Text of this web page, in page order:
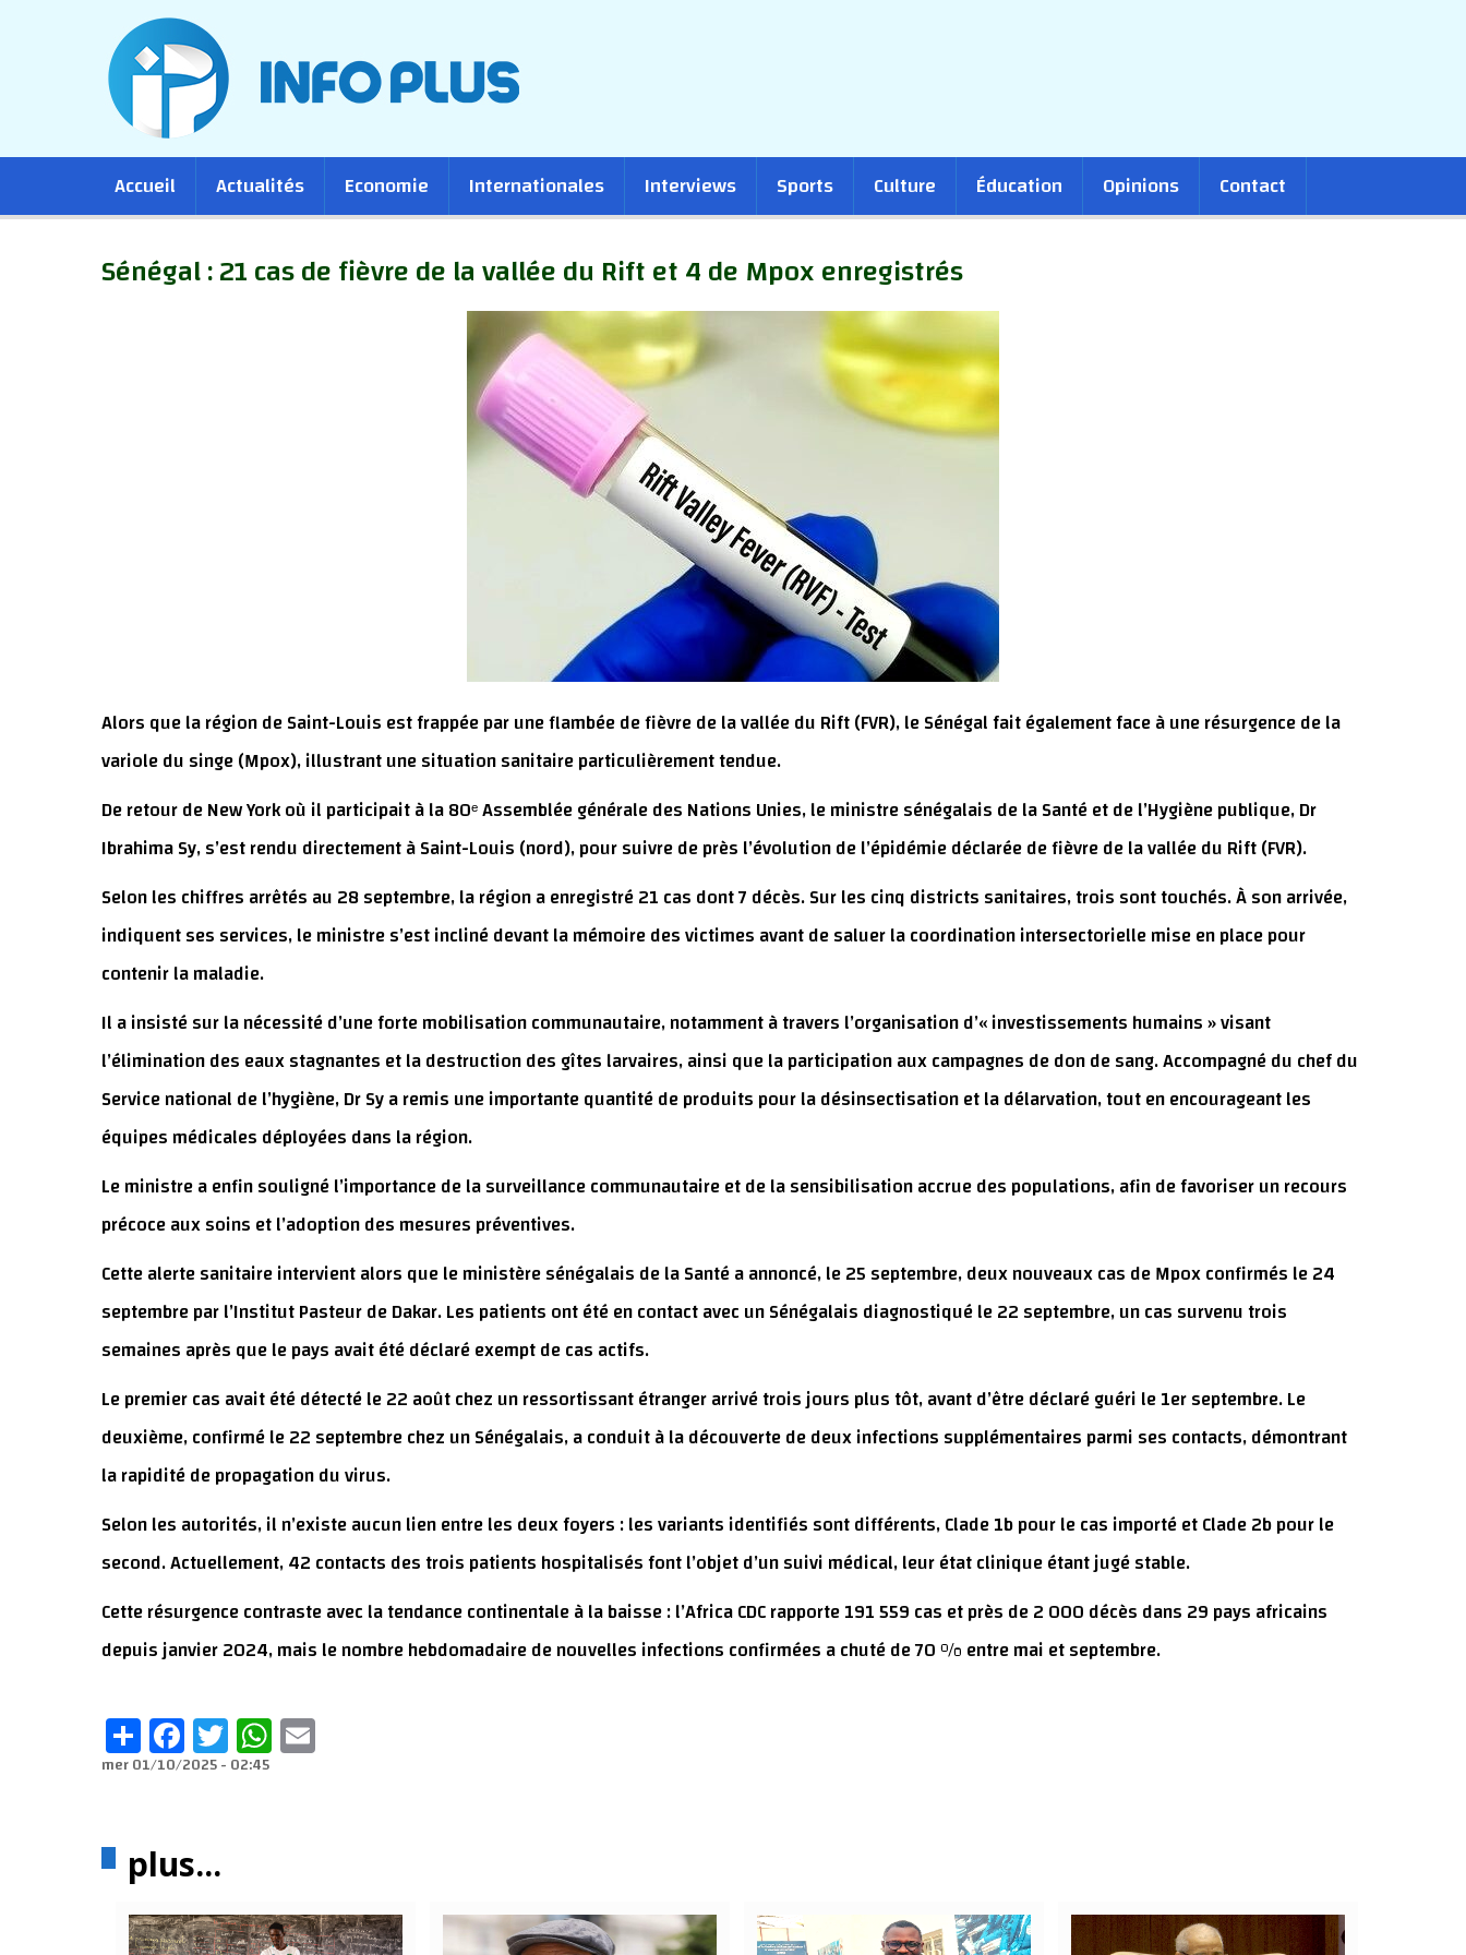
Main
navigation
Accueil Actualités Economie Internationales Interviews Sports Culture Éducation Opinions Contact
Sénégal : 21 cas de fièvre de la vallée du Rift et 4 de Mpox enregistrés
Alors que la région de Saint-Louis est frappée par une flambée de fièvre de la vallée du Rift (FVR), le Sénégal fait également face à une résurgence de la
variole du singe (Mpox), illustrant une situation sanitaire particulièrement tendue.
De retour de New York où il participait à la 80ᵉ Assemblée générale des Nations Unies, le ministre sénégalais de la Santé et de l’Hygiène publique, Dr
Ibrahima Sy, s’est rendu directement à Saint-Louis (nord), pour suivre de près l’évolution de l’épidémie déclarée de fièvre de la vallée du Rift (FVR).
Selon les chiffres arrêtés au 28 septembre, la région a enregistré 21 cas dont 7 décès. Sur les cinq districts sanitaires, trois sont touchés. À son arrivée,
indiquent ses services, le ministre s’est incliné devant la mémoire des victimes avant de saluer la coordination intersectorielle mise en place pour
contenir la maladie.
Il a insisté sur la nécessité d’une forte mobilisation communautaire, notamment à travers l’organisation d’« investissements humains » visant
l’élimination des eaux stagnantes et la destruction des gîtes larvaires, ainsi que la participation aux campagnes de don de sang. Accompagné du chef du
Service national de l’hygiène, Dr Sy a remis une importante quantité de produits pour la désinsectisation et la délarvation, tout en encourageant les
équipes médicales déployées dans la région.
Le ministre a enfin souligné l’importance de la surveillance communautaire et de la sensibilisation accrue des populations, afin de favoriser un recours
précoce aux soins et l’adoption des mesures préventives.
Cette alerte sanitaire intervient alors que le ministère sénégalais de la Santé a annoncé, le 25 septembre, deux nouveaux cas de Mpox confirmés le 24
septembre par l’Institut Pasteur de Dakar. Les patients ont été en contact avec un Sénégalais diagnostiqué le 22 septembre, un cas survenu trois
semaines après que le pays avait été déclaré exempt de cas actifs.
Le premier cas avait été détecté le 22 août chez un ressortissant étranger arrivé trois jours plus tôt, avant d’être déclaré guéri le 1er septembre. Le
deuxième, confirmé le 22 septembre chez un Sénégalais, a conduit à la découverte de deux infections supplémentaires parmi ses contacts, démontrant
la rapidité de propagation du virus.
Selon les autorités, il n’existe aucun lien entre les deux foyers : les variants identifiés sont différents, Clade 1b pour le cas importé et Clade 2b pour le
second. Actuellement, 42 contacts des trois patients hospitalisés font l’objet d’un suivi médical, leur état clinique étant jugé stable.
Cette résurgence contraste avec la tendance continentale à la baisse : l’Africa CDC rapporte 191 559 cas et près de 2 000 décès dans 29 pays africains
depuis janvier 2024, mais le nombre hebdomadaire de nouvelles infections confirmées a chuté de 70 % entre mai et septembre.
ShareFacebook
TwitterWhatsApp
mer 01/10/2025 - 02:45
plus...